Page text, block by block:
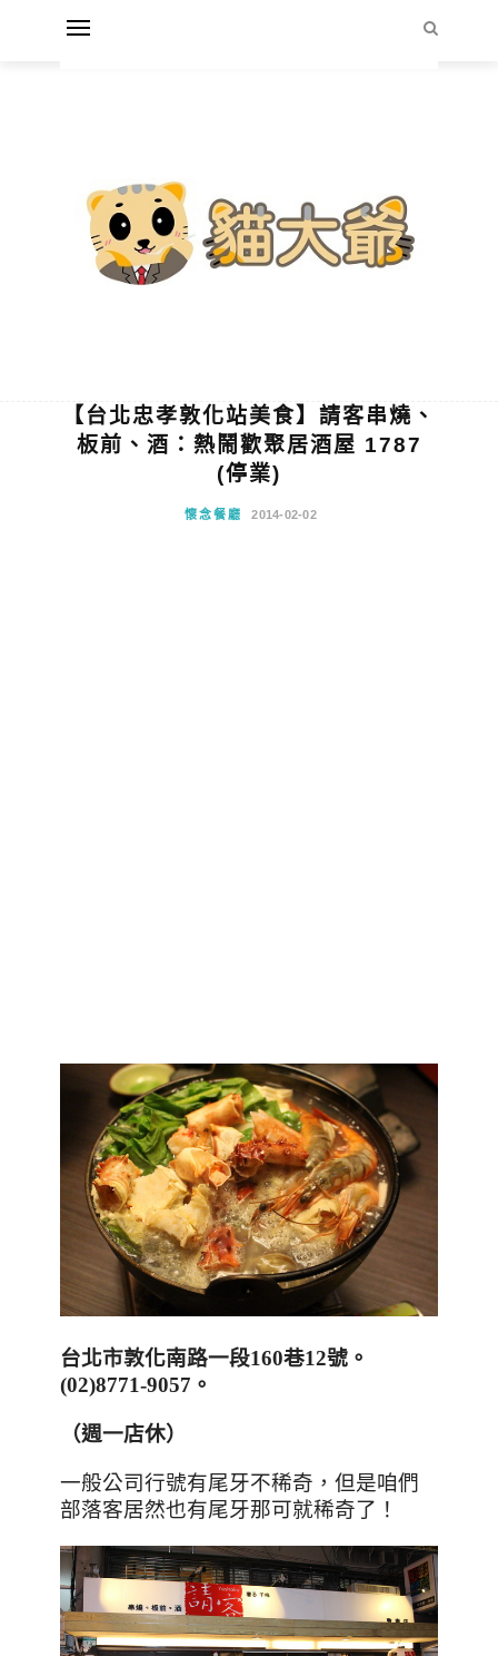
【台北忠孝敦化站美食】請客串燒、
板前、酒：熱鬧歡聚居酒屋 1787
(停業)
懷念餐廳 2014-02-02
台北市敦化南路一段160巷12號 。
(02)8771-9057。
（週一店休）
一般公司行號有尾牙不稀奇，但是咱們
部落客居然也有尾牙那可就稀奇了！